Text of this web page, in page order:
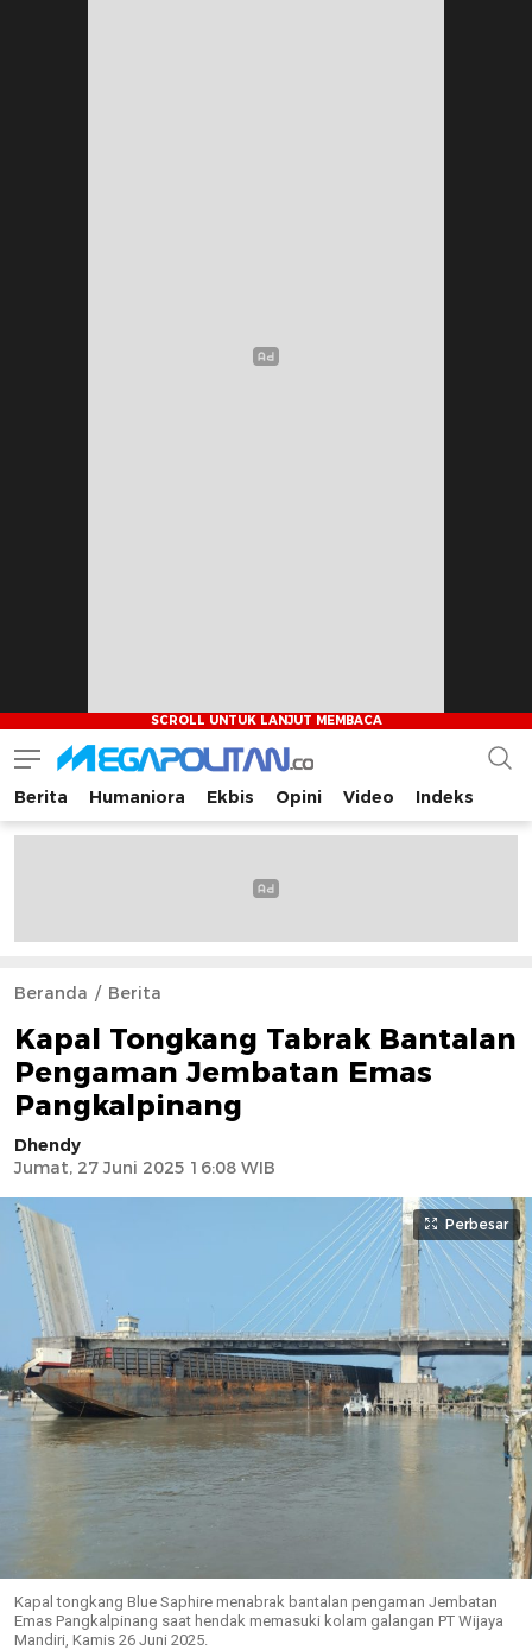
Megapolitan.co
Menyajikan berita-berita fakta bagi pembaca
Berita Humaniora Ekbis Opini Video Indeks
Beranda Berita
Kapal Tongkang Tabrak Bantalan
Pengaman Jembatan Emas
Pangkalpinang
Dhendy
Jumat, 27 Juni 2025 16:08 WIB
Perbesar
Kapal tongkang Blue Saphire menabrak bantalan pengaman Jembatan
Emas Pangkalpinang saat hendak memasuki kolam galangan PT Wijaya
Mandiri, Kamis 26 Juni 2025.